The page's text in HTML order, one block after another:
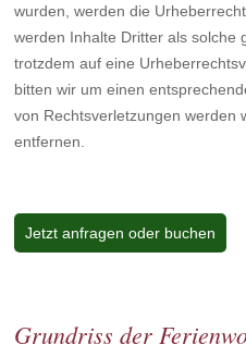
wurden, werden die
werden Inhalte Dritter als solche
trotzdem auf eine
bitten wir um einen
von Rechtsverletzungen werden
entfernen.
Jetzt anfragen oder buchen
Grundriss der